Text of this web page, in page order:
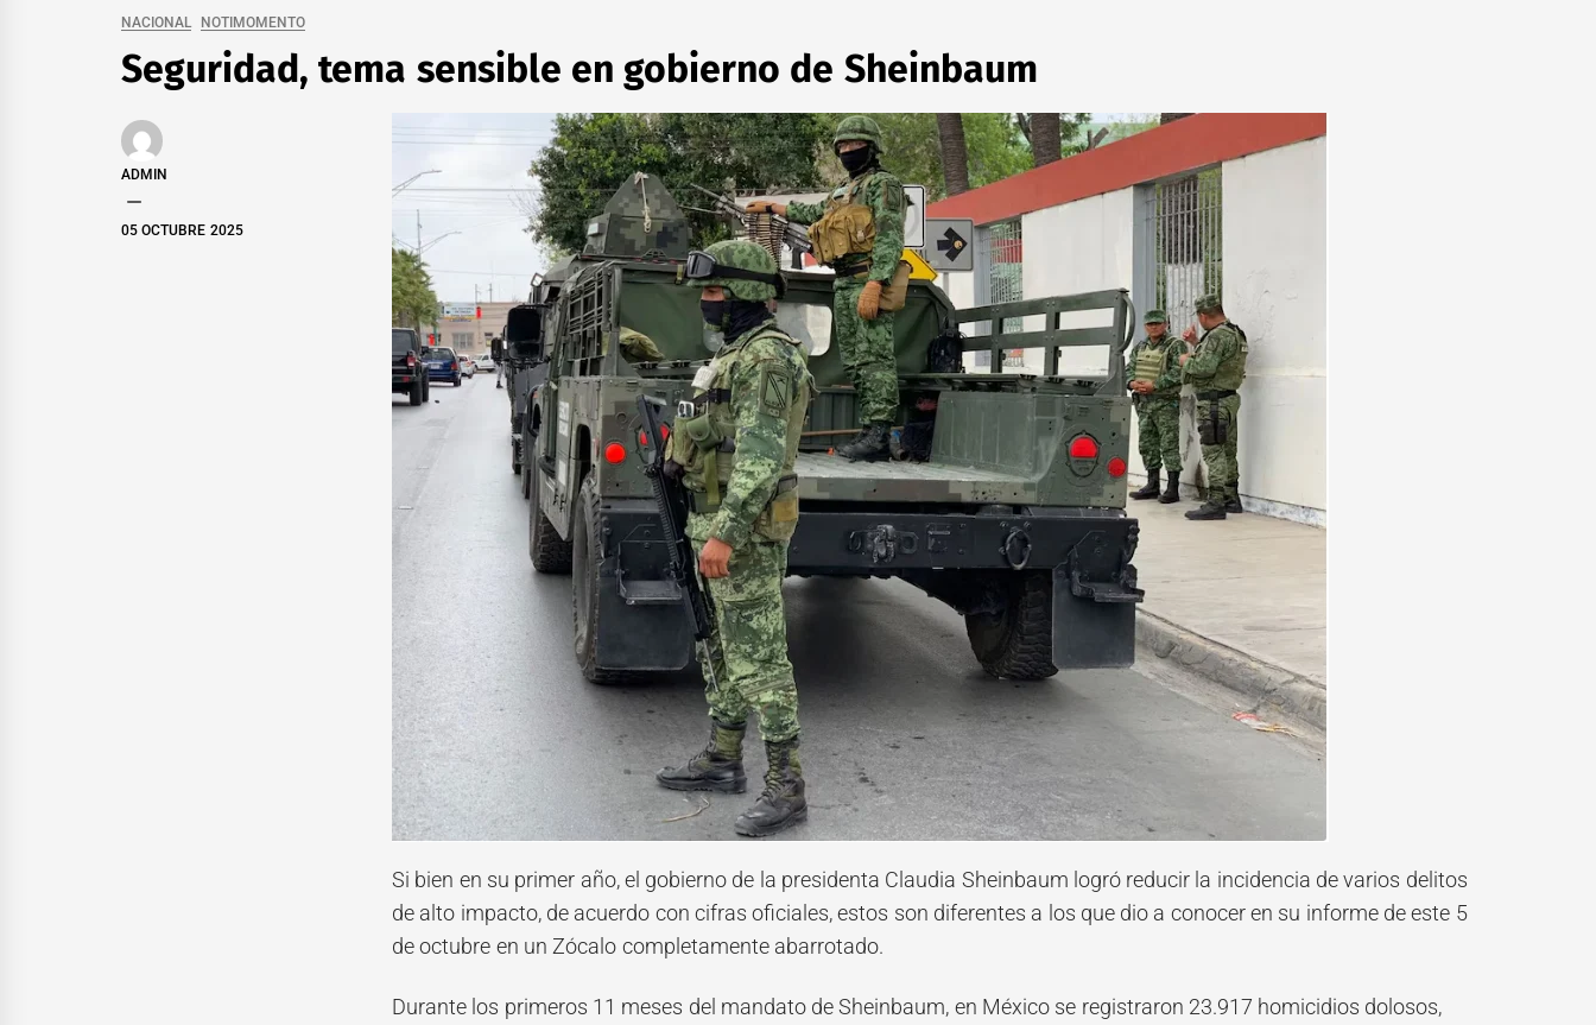
NACIONAL NOTIMOMENTO
Seguridad, tema sensible en gobierno de Sheinbaum
ADMIN
05 OCTUBRE 2025
Si bien en su primer año, el gobierno de la presidenta Claudia Sheinbaum logró reducir la incidencia de varios delitos
de alto impacto, de acuerdo con cifras oficiales, estos son diferentes a los que dio a conocer en su informe de este 5
de octubre en un Zócalo completamente abarrotado.
Durante los primeros 11 meses del mandato de Sheinbaum, en México se registraron 23.917 homicidios dolosos,